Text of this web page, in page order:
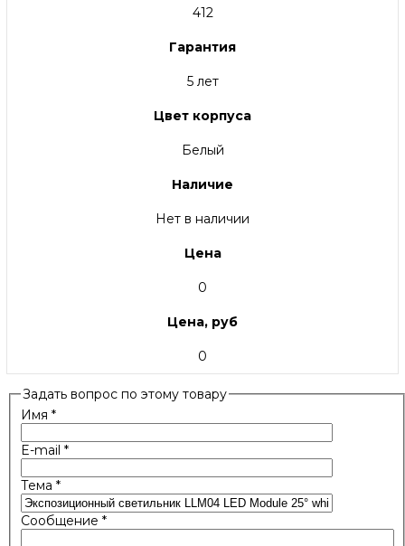
412
Гарантия
5 лет
Цвет корпуса
Белый
Наличие
Нет в наличии
Цена
0
Цена, руб
0
Задать вопрос по этому товару
Имя *
E-mail *
Тема *
Сообщение *